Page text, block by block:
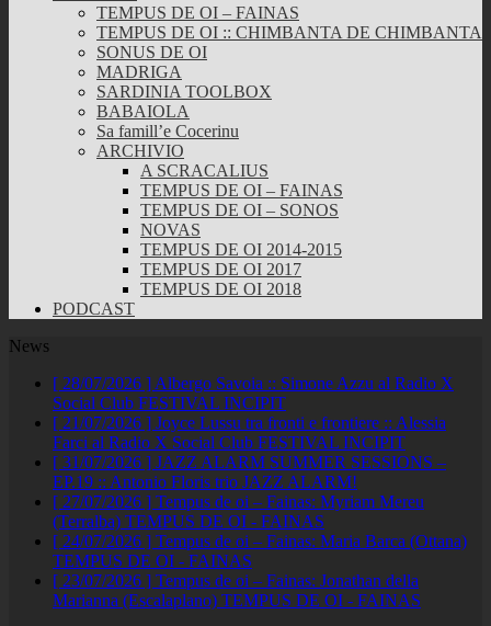
TEMPUS DE OI – FAINAS
TEMPUS DE OI :: CHIMBANTA DE CHIMBANTA
SONUS DE OI
MADRIGA
SARDINIA TOOLBOX
BABAIOLA
Sa famill’e Cocerinu
ARCHIVIO
A SCRACALIUS
TEMPUS DE OI – FAINAS
TEMPUS DE OI – SONOS
NOVAS
TEMPUS DE OI 2014-2015
TEMPUS DE OI 2017
TEMPUS DE OI 2018
PODCAST
News
[ 28/07/2026 ] Albergo Savoia :: Simone Azzu al Radio X
Social Club FESTIVAL INCIPIT
[ 21/07/2026 ] Joyce Lussu tra fronti e frontiere :: Alessia
Farci al Radio X Social Club FESTIVAL INCIPIT
[ 31/07/2026 ] JAZZ ALARM SUMMER SESSIONS –
EP.19 :: Antonio Floris trio JAZZ ALARM!
[ 27/07/2026 ] Tempus de oi – Fainas: Myriam Mereu
(Terralba) TEMPUS DE OI - FAINAS
[ 24/07/2026 ] Tempus de oi – Fainas: Maria Barca (Ottana)
TEMPUS DE OI - FAINAS
[ 23/07/2026 ] Tempus de oi – Fainas: Jonathan della
Marianna (Escalaplano) TEMPUS DE OI - FAINAS